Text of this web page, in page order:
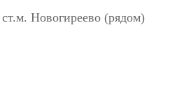
Новогиреево (рядом)